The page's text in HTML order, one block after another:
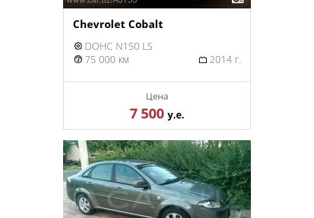
Chevrolet Cobalt
DOHC N150 LS
75 000 км
2014 г.
Цена
7 500 у.е.